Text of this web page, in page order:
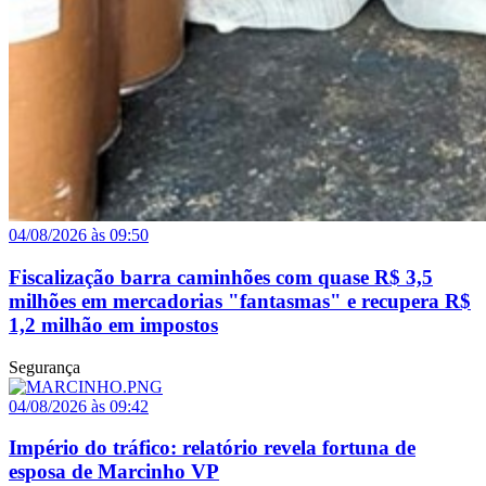
04/08/2026 às 09:50
Fiscalização barra caminhões com quase R$ 3,5
milhões em mercadorias "fantasmas" e recupera R$
1,2 milhão em impostos
Segurança
04/08/2026 às 09:42
Império do tráfico: relatório revela fortuna de
esposa de Marcinho VP